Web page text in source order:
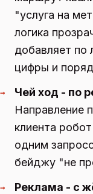
"услуга на
логика
добавляет по
цифры и
→
Чей ход - по
Направление
клиента
одним
бейджу "не
→ Реклама - с